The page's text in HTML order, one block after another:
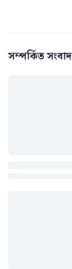
সম্পর্কিত সংবাদ